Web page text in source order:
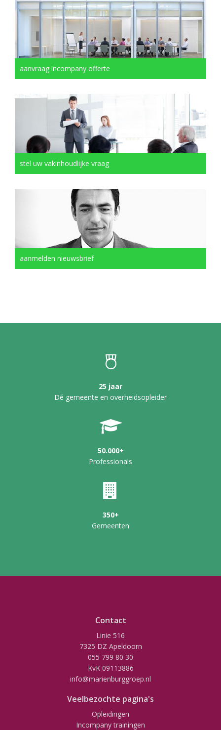
aanvraag incompany offerte
stel uw vakinhoudlijke vraag
aanmelden nieuwsbrief
25 jaar
Dé gemeente en overheidsopleider
50.000+
Professionals
350+
Gemeenten
Contact
Linie 516
7325 DZ Apeldoorn
055 799 80 30
KvK 09113886
info@marienburggroep.nl
Veelbezochte pagina's
Opleidingen
Incompany trainingen